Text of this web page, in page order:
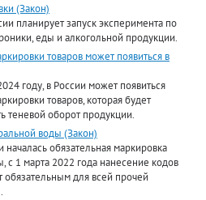
(Закон)
планирует запуск эксперимента по
еды и алкогольной продукции.
товаров может появиться в
году, в России может появиться
товаров, которая будет
теневой оборот продукции.
воды (Закон)
началась обязательная маркировка
с 1 марта 2022 года нанесение кодов
обязательным для всей прочей